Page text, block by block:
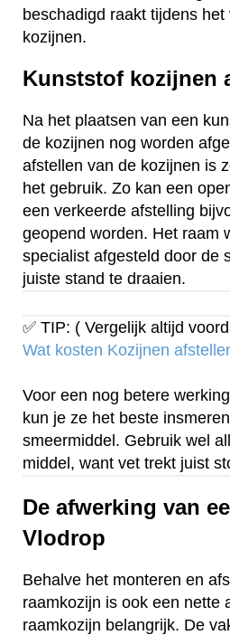
beschadigd raakt tijdens
kozijnen.
Kunststof kozijnen
Na het plaatsen van een
de kozijnen nog worden
afstellen van de kozijnen is
het gebruik. Zo kan een
een verkeerde afstelling
geopend worden. Het raam
specialist afgesteld door de
juiste stand te draaien.
✅ TIP: ( Vergelijk altijd
Wat kosten Kozijnen
Voor een nog betere
kun je ze het beste
smeermiddel. Gebruik wel
middel, want vet trekt juist
De afwerking van
Vlodrop
Behalve het monteren en
raamkozijn is ook een nette
raamkozijn belangrijk. De